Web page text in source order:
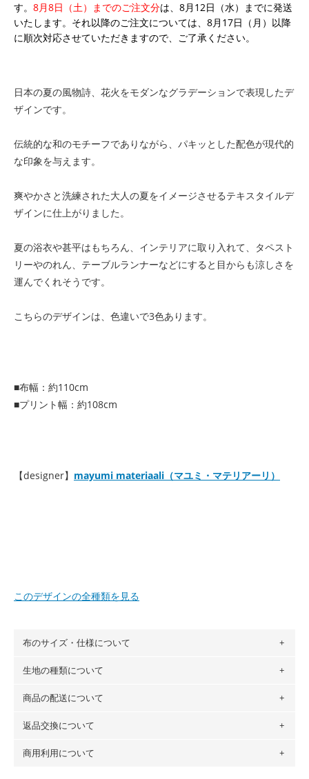
す。 8月8日（土）までのご注文分は、8月12日（水）までに発送
いたします。それ以降のご注文については、8月17日（月）以降
に順次対応させていただきますので、ご了承ください。
日本の夏の風物詩、花火をモダンなグラデーションで表現したデ
ザインです。
伝統的な和のモチーフでありながら、パキッとした配色が現代的
な印象を与えます。
爽やかさと洗練された大人の夏をイメージさせるテキスタイルデ
ザインに仕上がりました。
夏の浴衣や甚平はもちろん、インテリアに取り入れて、タペスト
リーやのれん、テーブルランナーなどにすると目からも涼しさを
運んでくれそうです。
こちらのデザインは、色違いで3色あります。
■布幅：約110cm
■プリント幅：約108cm
【designer】 mayumi materiaali（マユミ・マテリアーリ）
このデザインの全種類を見る
布のサイズ・仕様について
布の長さは50cm単位での販売になります。
場合 → 購入数量「7」
生地の種類について
・現在、すべてのデザインのプリントに使用している生地は
ットン（ダブルガーゼ）・100％コットン（ローン）・コッ
トンリネン（ビエラ織）・100％コットン（ツイル）・
100％コットン（キャンバス・11号帆布）です。
商品の配送について
・ネコポスでの配送は、布は2mまで型紙は2個までとなりま
も送料の表示が600円となり宅急便での配送となります。
返品交換について
・布はご注文後に注文数量のみをプリントするため、
購入後
商用利用について